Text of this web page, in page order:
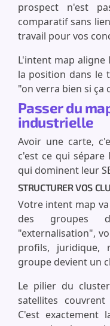
prospect n'est
comparatif sans
travail pour vos
L'intent map aligne
la position dans le
"on verra bien si ça
Passer du
industrielle
Avoir une carte,
c'est ce qui sépare
qui dominent leur
STRUCTURER VOS
Votre intent map
des groupes
"externalisation",
profils, juridique,
groupe devient un
Le pilier du
satellites
C'est exactement